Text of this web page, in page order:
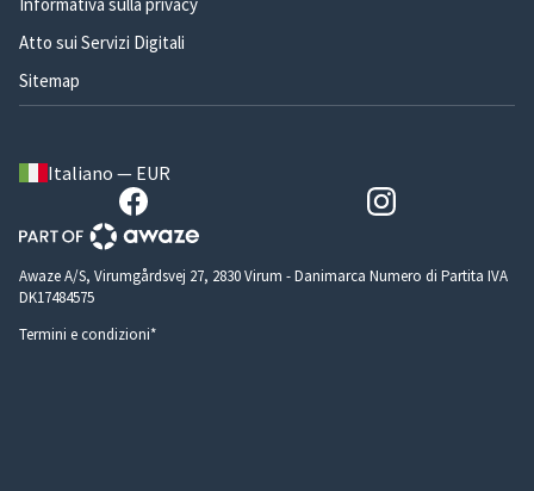
Atto sui Servizi Digitali
Sitemap
Italiano — EUR
Awaze A/S, Virumgårdsvej 27, 2830 Virum - Danimarca Numero di Partita IVA
DK17484575
Termini e condizioni*